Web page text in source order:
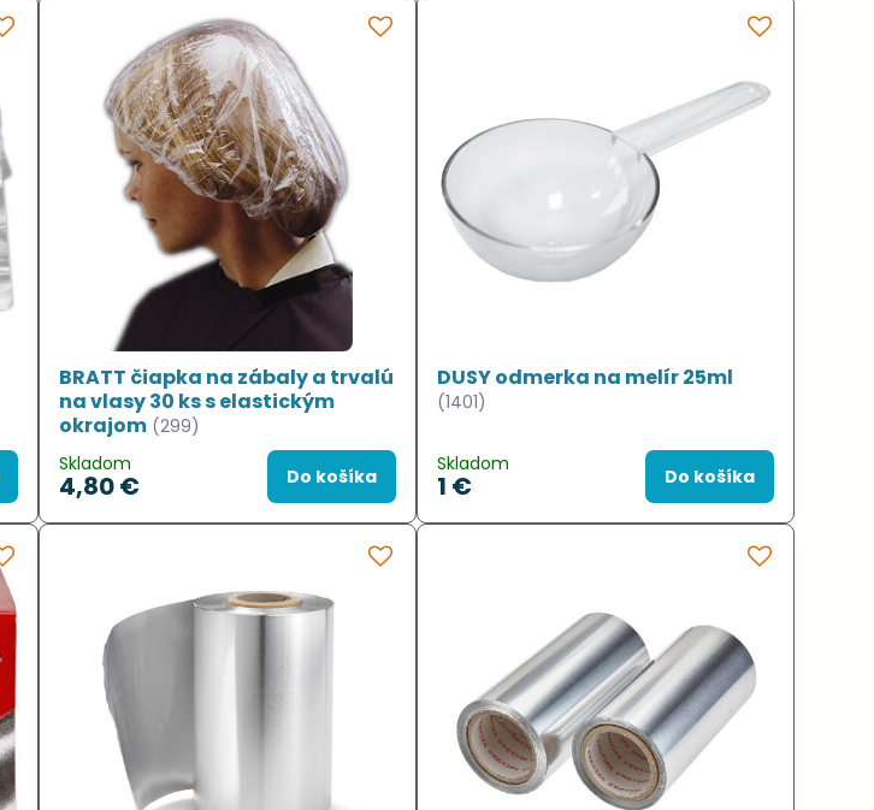
BRATT čiapka na zábaly a trvalú
na vlasy 30 ks s elastickým
okrajom (299)
Skladom
4,80 € Do košíka
DUSY odmerka na melír 25ml
(1401)
Skladom
1 € Do košíka